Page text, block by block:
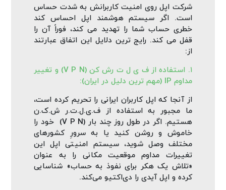
شرکت اپل روی امنیت کاربرانش به شدت حساس
است. اگر سیستم هوشمند اپل احساس کند
خطری حساب شما را تهدید می‌ کند، فوراً آن را
قفل می‌ کند. رایج‌ ترین دلایل این اتفاق عبارتند
از:
۱. استفاده از ف ی ل ت رش کن (V P N) و تغییر
مداوم IP (مهم‌ ترین دلیل در ایران):
از آنجا که اپل کاربران ایرانی را تحریم کرده است،
ما مجبور به استفاده از ف.ی.ل.ت.ر ش.ک.ن
هستیم. اگر در طول روز چند بار (V P N) خود را
خاموش و روشن کنید یا به سرورِ کشورهای
مختلف وصل شوید، سیستم امنیتی اپل این
تغییرات مداوم موقعیت مکانی را به عنوان
«تلاش یک هکر برای نفوذ به حساب» شناسایی
کرده و اپل آیدی را دی‌اکتیو می‌کند.